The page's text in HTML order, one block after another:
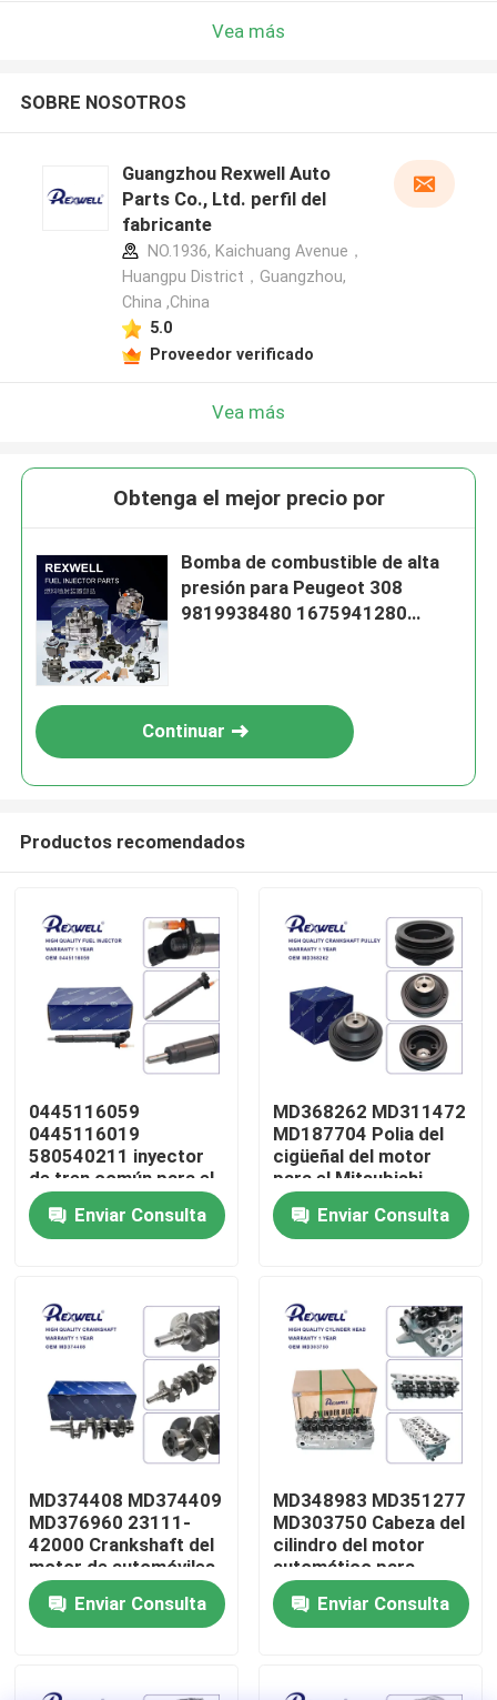
Productos
Los vídeos
Recorrido por la fábrica
Control de calidad
Noticias
casos
Solicitar una cita
Vea más
SOBRE NOSOTROS
Guangzhou Rexwell Auto
Parts Co., Ltd. perfil del
fabricante
NO.1936, Kaichuang Avenue，
Huangpu District，Guangzhou,
China ,China
5.0
Proveedor verificado
Vea más
Obtenga el mejor precio por
Bomba de combustible de alta
presión para Peugeot 308
9819938480 1675941280
Continuar
Productos recomendados
0445116059
0445116019
580540211 inyector
de tren común para el
I-veco Fiat
Enviar Consulta
MD368262 MD311472
MD187704 Polia del
cigüeñal del motor
para el Mitsubishi
Pajero 6G72 6G74
L200 Enviar Consulta
MD374408 MD374409
MD376960 23111-
42000 Crankshaft del
motor de automóviles
para Mitsubishi Pajero
L200 Montero 4D56T
Hyundai D4BH D4BA
Enviar Consulta
MD348983 MD351277
MD303750 Cabeza del
cilindro del motor
automático para
Mitsubishi Pajero
L300 Montero 4D56T
D4BH D4BA
Enviar Consulta